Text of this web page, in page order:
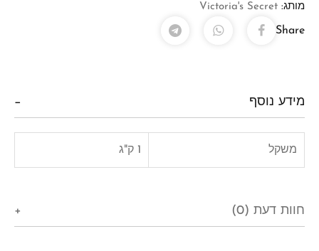
מותג: Victoria's Secret
Share
מידע נוסף
משקל 1 ק"ג
חוות דעת (0)